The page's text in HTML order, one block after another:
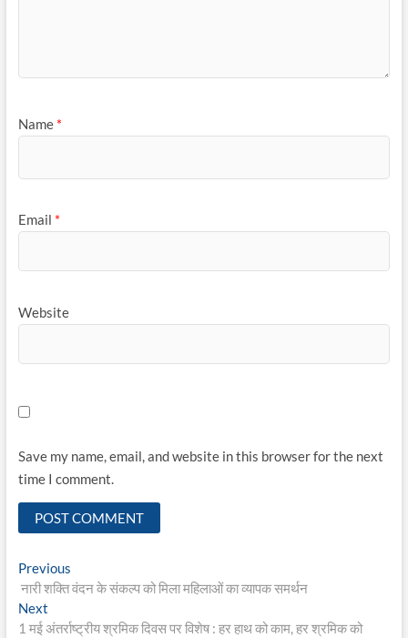
Name *
Email *
Website
Save my name, email, and website in this browser for the next
time I comment.
Post
navigation
PreviousPrevious
post:
नारी शक्ति वंदन के संकल्प को मिला महिलाओं का व्यापक समर्थन
NextNext
post:
1 मई अंतर्राष्ट्रीय श्रमिक दिवस पर विशेष : हर हाथ को काम, हर श्रमिक को